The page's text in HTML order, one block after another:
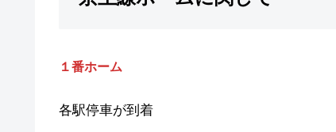
１番ホーム
各駅停車が到着